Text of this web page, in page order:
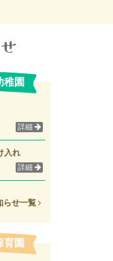
稚園
詳細
入れ
詳細
らせ一覧
育園